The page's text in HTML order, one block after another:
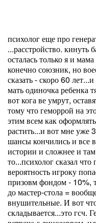
психолог еще про
...расстройство. кинуть
осталась только я и
конечно союзник, но
сказать - скоро 60
мать одиночка ребенка
вот кога ве умрут,
тому что геморрой на
этим всем как
растить...и вот мне уже
шансы кончились и все
истории и сложнее и
то...психолог сказал
вероятность игроку
призовм фондом - 10%,
до мастер-стола =
внушительные. И вот
складывается...это гсч.